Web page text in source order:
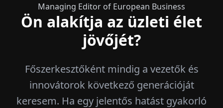
Managing Editor of European Business
Ön alakítja az üzleti élet
jövőjét?
Főszerkesztőként mindig a vezetők és
innovátorok következő generációját
keresem. Ha egy jelentős hatást gyakorló